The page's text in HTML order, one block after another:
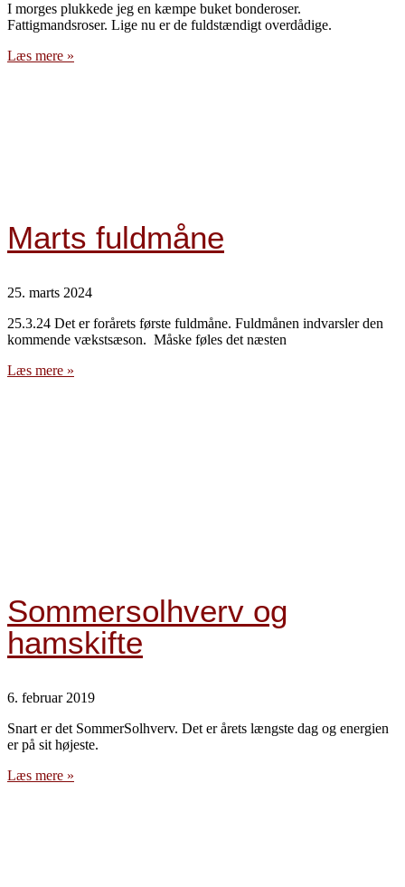
I morges plukkede jeg en kæmpe buket bonderoser.
Fattigmandsroser. Lige nu er de fuldstændigt overdådige.
Læs mere »
Marts fuldmåne
25. marts 2024
25.3.24 Det er forårets første fuldmåne. Fuldmånen indvarsler den
kommende vækstsæson. Måske føles det næsten
Læs mere »
Sommersolhverv og
hamskifte
6. februar 2019
Snart er det SommerSolhverv. Det er årets længste dag og energien
er på sit højeste.
Læs mere »